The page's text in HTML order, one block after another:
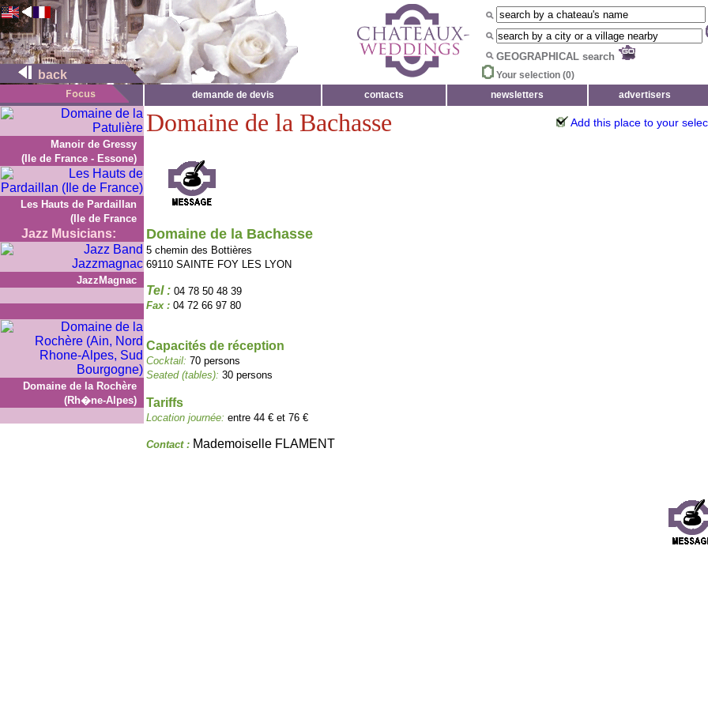
back
GEOGRAPHICAL search
Your selection (0)
demande de devis
contacts newsletters advertisers
Manoir de Gressy
(Ile de France - Essone)
Les Hauts de Pardaillan
(Ile de France
Jazz Musicians:
JazzMagnac
Domaine de la Rochère
(Rh�ne-Alpes)
Domaine de la Bachasse Add this place to your
Domaine de la Bachasse
5 chemin des Bottières
69110 SAINTE FOY LES LYON
Tel : 04 78 50 48 39
Fax : 04 72 66 97 80
Capacités de réception
Cocktail: 70 persons
Seated (tables): 30 persons
Tariffs
Location journée: entre 44 € et 76 €
Contact : Mademoiselle FLAMENT